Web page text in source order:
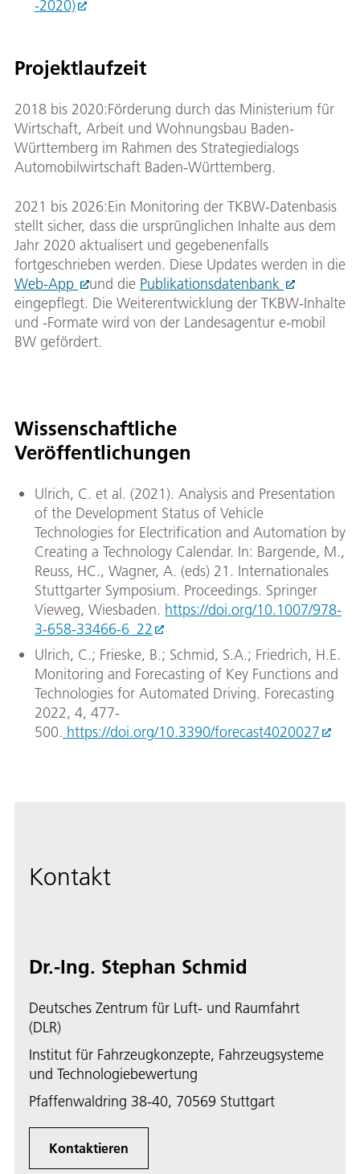
-2020)
Projektlaufzeit
2018 bis 2020:Förderung durch das Ministerium für
Wirtschaft, Arbeit und Wohnungsbau Baden-
Württemberg im Rahmen des Strategiedialogs
Automobilwirtschaft Baden-Württemberg.
2021 bis 2026:Ein Monitoring der TKBW-Datenbasis
stellt sicher, dass die ursprünglichen Inhalte aus dem
Jahr 2020 aktualisert und gegebenenfalls
fortgeschrieben werden. Diese Updates werden in die
Web-App
und die Publikationsdatenbank
eingepflegt. Die Weiterentwicklung der TKBW-Inhalte
und -Formate wird von der Landesagentur e-mobil
BW gefördert.
Wissenschaftliche
Veröffentlichungen
Ulrich, C. et al. (2021). Analysis and Presentation
of the Development Status of Vehicle
Technologies for Electrification and Automation by
Creating a Technology Calendar. In: Bargende, M.,
Reuss, HC., Wagner, A. (eds) 21. Internationales
Stuttgarter Symposium. Proceedings. Springer
Vieweg, Wiesbaden. https://doi.org/10.1007/978-
3-658-33466-6_22
Ulrich, C.; Frieske, B.; Schmid, S.A.; Friedrich, H.E.
Monitoring and Forecasting of Key Functions and
Technologies for Automated Driving. Forecasting
2022, 4, 477-
500. https://doi.org/10.3390/forecast4020027
Kontakt
Dr.-Ing. Stephan Schmid
Deutsches Zentrum für Luft- und Raumfahrt
(DLR)
Institut für Fahrzeugkonzepte, Fahrzeugsysteme
und Technologiebewertung
Pfaffenwaldring 38-40, 70569 Stuttgart
Kontaktieren